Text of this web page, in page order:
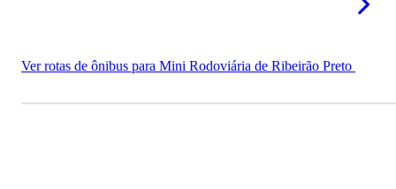
Ver rotas de ônibus para Mini Rodoviária de Ribeirão Preto